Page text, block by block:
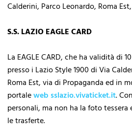
Calderini, Parco Leonardo, Roma
S.S. LAZIO EAGLE CARD
La EAGLE CARD, che ha validità di
presso i Lazio Style 1900 di Via
Roma Est, via di Propaganda ed in
portaleweb sslazio.vivaticket.it.
personali, ma non ha la foto
le trasferte.